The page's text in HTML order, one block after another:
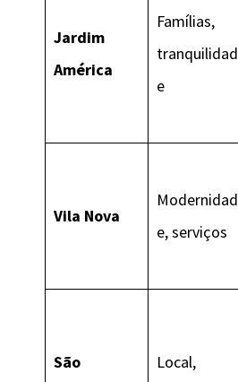
Jardim
América
Famílias,
tranquilidad
e
Vila Nova
Modernidad
e, serviços
São
Local,